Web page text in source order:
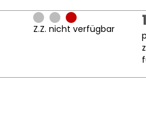
Z.Z. nicht verfügbar